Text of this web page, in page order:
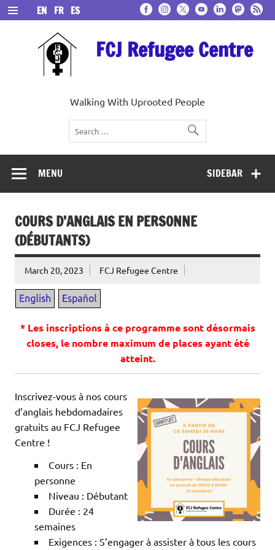
Skip
to
content
FCJ Refugee Centre
Walking With Uprooted People
EN FR ES
SIDEBAR
MENU
COURS D’ANGLAIS EN PERSONNE
(DÉBUTANTS)
March 20, 2023 FCJ Refugee Centre
* Les inscriptions à ce programme sont désormais
closes, le nombre maximum de places ayant été
atteint.
Inscrivez-vous à nos cours
d’anglais hebdomadaires
gratuits au FCJ Refugee
Centre !
Cours : En
personne
Niveau : Débutant
Durée : 24
semaines
Exigences : S’engager à assister à tous les cours